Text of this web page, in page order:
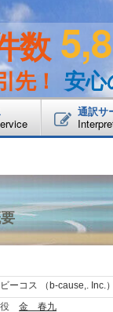
数
先！ 安心
通訳サ